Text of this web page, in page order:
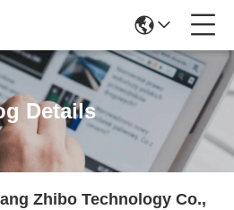
Details
Zhibo Technology Co.,